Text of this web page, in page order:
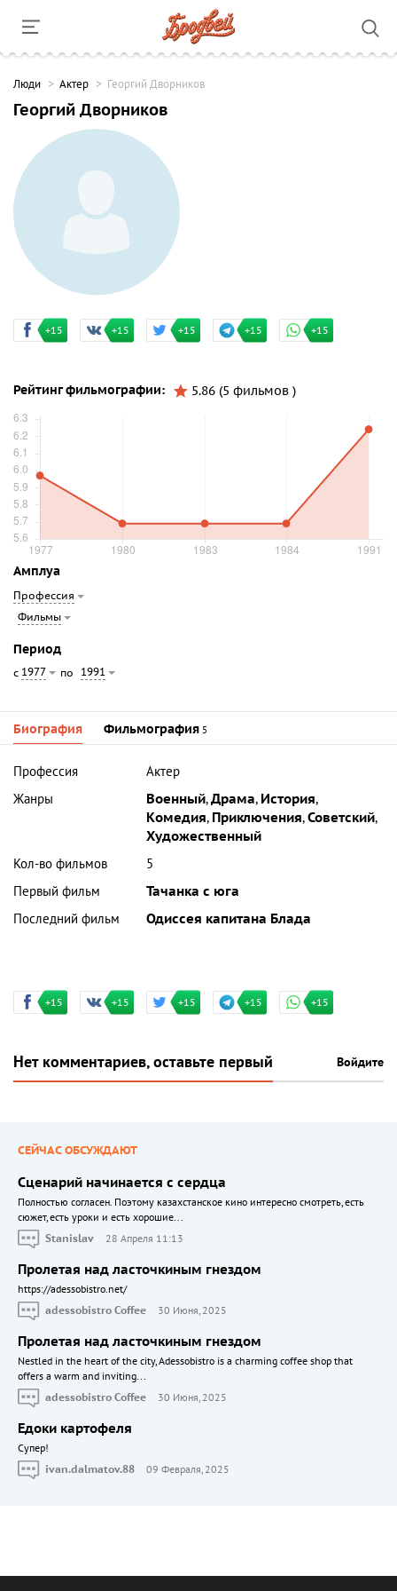
Люди Актер Георгий Дворников
Георгий Дворников
+15 +15 +15 +15 +15
Рейтинг фильмографии: 5.86 (5 фильмов )
Амплуа
Профессия
Фильмы
Период
с 1977 по 1991
Биография Фильмография 5
Профессия
Актер
Жанры
Военный,Драма, История,
Комедия, Приключения,Советский,
Художественный
Кол-во фильмов
5
Первый фильм
Тачанка с юга
Последний фильм
Одиссея капитана Блада
+15 +15 +15 +15 +15
Нет комментариев, оставьте первый Войдите
СЕЙЧАС ОБСУЖДАЮТ
Сценарий начинается с сердца
Полностью согласен. Поэтому казахстанское кино интересно смотреть, есть
сюжет, есть уроки и есть хорошие...
Stanislav
28 Апреля 11:13
Пролетая над ласточкиным гнездом
https://adessobistro.net/
adessobistro Coffee
30 Июня, 2025
Пролетая над ласточкиным гнездом
Nestled in the heart of the city, Adessobistro is a charming coffee shop that
offers a warm and inviting...
adessobistro Coffee
30 Июня, 2025
Едоки картофеля
Cупер!
ivan.dalmatov.88
09 Февраля, 2025